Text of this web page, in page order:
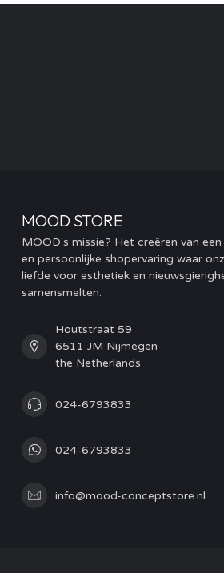
MOOD STORE
MOOD's missie? Het creëren van een
en persoonlijke shopervaring waar
liefde voor esthetiek en
samensmelten.
Houtstraat 59
6511 JM Nijmegen
the Netherlands
024-6793833
024-6793833
info@mood-conceptstore.nl